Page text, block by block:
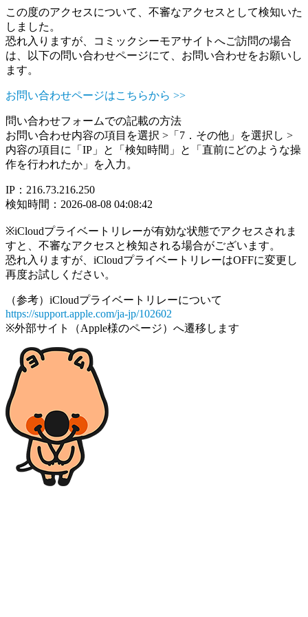
この度のアクセスについて、不審なアクセスとして検知いた
しました。
恐れ入りますが、コミックシーモアサイトへご訪問の場合
は、以下の問い合わせページにて、お問い合わせをお願いし
ます。
お問い合わせページはこちらから >>
問い合わせフォームでの記載の方法
お問い合わせ内容の項目を選択 >「7．その他」を選択し >
内容の項目に「IP」と「検知時間」と「直前にどのような操
作を行われたか」を入力。
IP：216.73.216.250
検知時間：2026-08-08 04:08:42
※iCloudプライベートリレーが有効な状態でアクセスされま
すと、不審なアクセスと検知される場合がございます。
恐れ入りますが、iCloudプライベートリレーはOFFに変更し
再度お試しください。
（参考）iCloudプライベートリレーについて
https://support.apple.com/ja-jp/102602
※外部サイト（Apple様のページ）へ遷移します